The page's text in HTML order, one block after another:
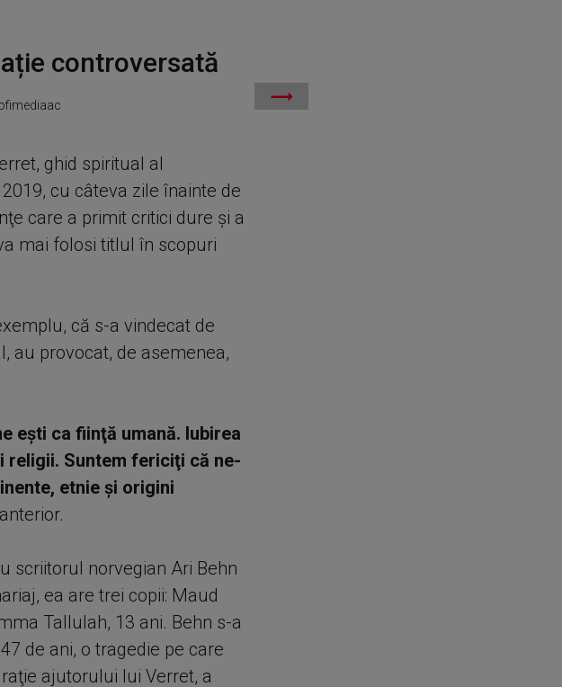
controversată
ghid spiritual al
cu câteva zile înainte de
care a primit critici dure şi a
mai folosi titlul în scopuri
că s-a vindecat de
au provocat, de asemenea,
eşti ca fiinţă umană. Iubirea
religii. Suntem fericiţi că ne-
etnie şi origini
scriitorul norvegian Ari Behn
ea are trei copii: Maud
Tallulah, 13 ani. Behn s-a
de ani, o tragedie pe care
ajutorului lui Verret, a